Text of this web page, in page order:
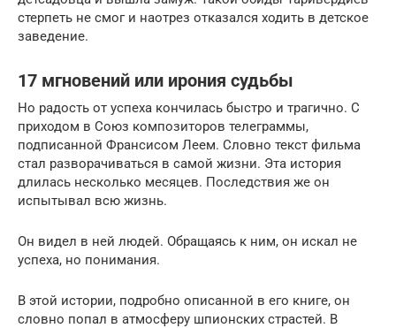
стерпеть не смог и наотрез отказался ходить в детское
заведение.
17 мгновений или ирония судьбы
Но радость от успеха кончилась быстро и трагично. С
приходом в Союз композиторов телеграммы,
подписанной Франсисом Леем. Словно текст фильма
стал разворачиваться в самой жизни. Эта история
длилась несколько месяцев. Последствия же он
испытывал всю жизнь.
Он видел в ней людей. Обращаясь к ним, он искал не
успеха, но понимания.
В этой истории, подробно описанной в его книге, он
словно попал в атмосферу шпионских страстей. В